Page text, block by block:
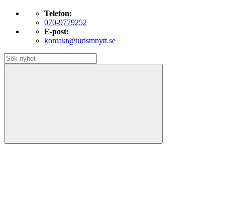
Telefon:
070-9779252
E-post:
kontakt@turismnytt.se